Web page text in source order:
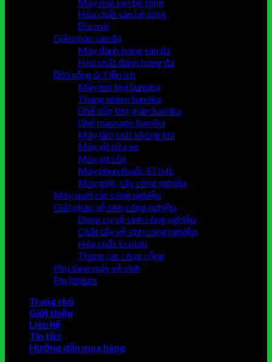
Hóa chất sàn bê tông
Đĩa mài
Giải pháp sàn đá
Máy đánh bóng sàn đá
Hoá chất đánh bóng đá
Đời sống & Tiện ích
Máy hút bụi Sumika
Thang nhôm Sumika
Ghế xếp thư giãn Sumika
Ghế massage Sumika
Máy làm mát không khí
Máy xịt rửa xe
Máy xịt cồn
Máy phun thuốc STIHL
Máy giặt, sấy công nghiệp
Máy quét rác công nghiệp
Giải pháp vệ sinh công nghiệp
Dụng cụ vệ sinh công nghiệp
Chất tẩy vệ sinh công nghiệp
Hóa chất Ecolab
Thùng rác công cộng
Phụ tùng máy vệ sinh
Pin lithium
Trang chủ
Giới thiệu
Liên hệ
Tin tức
Hướng dẫn mua hàng